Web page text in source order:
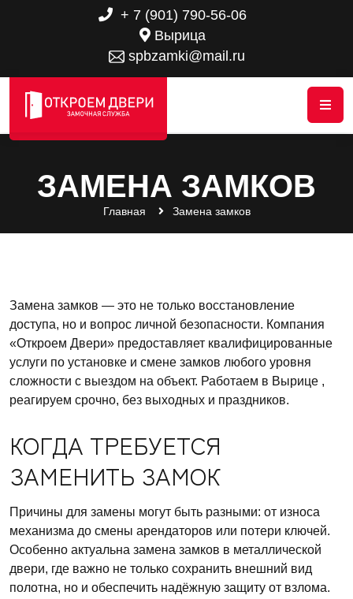
+ 7 (901) 790-56-06
Вырица
spbzamki@mail.ru
ЗАМЕНА ЗАМКОВ
Главная Замена замков
Замена замков — это не только восстановление
доступа, но и вопрос личной безопасности. Компания
«Откроем Двери» предоставляет квалифицированные
услуги по установке и смене замков любого уровня
сложности с выездом на объект. Работаем в Вырице ,
реагируем срочно, без выходных и праздников.
КОГДА ТРЕБУЕТСЯ
ЗАМЕНИТЬ ЗАМОК
Причины для замены могут быть разными: от износа
механизма до смены арендаторов или потери ключей.
Особенно актуальна замена замков в металлической
двери, где важно не только сохранить внешний вид
полотна, но и обеспечить надёжную защиту от взлома.